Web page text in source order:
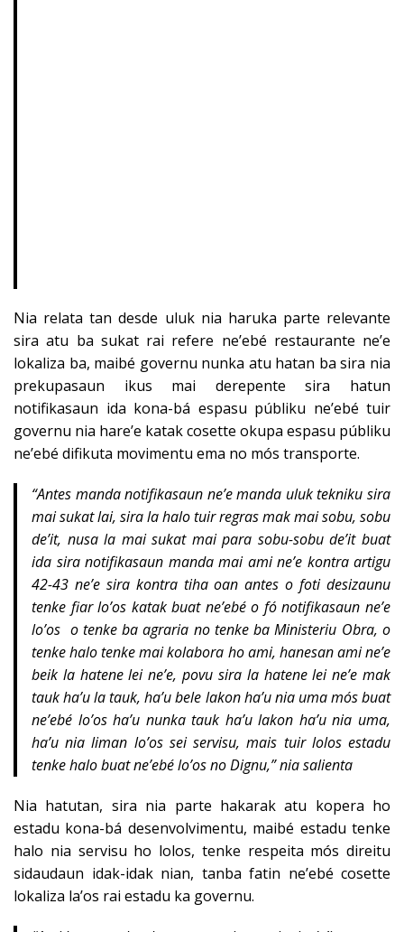
Nia relata tan desde uluk nia haruka parte relevante
sira atu ba sukat rai refere ne’ebé restaurante ne’e
lokaliza ba, maibé governu nunka atu hatan ba sira nia
prekupasaun ikus mai derepente sira hatun
notifikasaun ida kona-bá espasu públiku ne’ebé tuir
governu nia hare’e katak cosette okupa espasu públiku
ne’ebé difikuta movimentu ema no mós transporte.
“Antes manda notifikasaun ne’e manda uluk tekniku sira
mai sukat lai, sira la halo tuir regras mak mai sobu, sobu
de’it, nusa la mai sukat mai para sobu-sobu de’it buat
ida sira notifikasaun manda mai ami ne’e kontra artigu
42-43 ne’e sira kontra tiha oan antes o foti desizaunu
tenke fiar lo’os katak buat ne’ebé o fó notifikasaun ne’e
lo’os o tenke ba agraria no tenke ba Ministeriu Obra, o
tenke halo tenke mai kolabora ho ami, hanesan ami ne’e
beik la hatene lei ne’e, povu sira la hatene lei ne’e mak
tauk ha’u la tauk, ha’u bele lakon ha’u nia uma mós buat
ne’ebé lo’os ha’u nunka tauk ha’u lakon ha’u nia uma,
ha’u nia liman lo’os sei servisu, mais tuir lolos estadu
tenke halo buat ne’ebé lo’os no Dignu,” nia salienta
Nia hatutan, sira nia parte hakarak atu kopera ho
estadu kona-bá desenvolvimentu, maibé estadu tenke
halo nia servisu ho lolos, tenke respeita mós direitu
sidaudaun idak-idak nian, tanba fatin ne’ebé cosette
lokaliza la’os rai estadu ka governu.